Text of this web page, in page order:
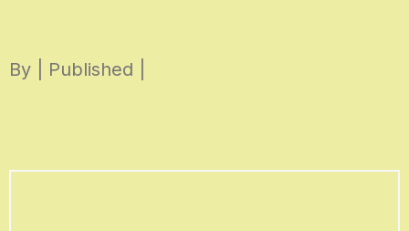
content
By | Published |